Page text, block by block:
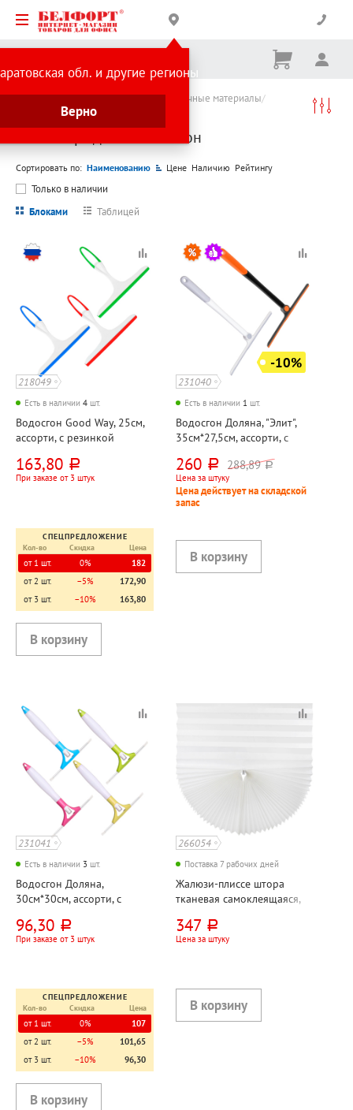
обл. и другие регионы
Верно
Корзина
Ничего
Каталог товаров Хозтовары и упаковочные материалы
Субботник Инвентарь для мытья окон
Инвентарь для мытья окон
Сортировать по: Наименованию Цене Наличию Рейтингу
Только в наличии
Блоками
Таблицей
218049
Есть в наличии 4 шт.
Водосгон Good Way, 25см,
ассорти, с резинкой
163,80 руб.
При заказе от 3 штук
СПЕЦПРЕДЛОЖЕНИЕ
Кол-во
Скидка Цена
от 1 шт. 0%
182
от 2 шт.
−5%
172,90
от 3 шт.
−10% 163,80
-10%
231040
Есть в наличии 1 шт.
Водосгон Доляна, "Элит",
35см*27,5см, ассорти, с
260 руб. 288,89 руб.
Цена за штуку
Цена действует на складской
запас
231041
Есть в наличии 3 шт.
Водосгон Доляна,
30см*30см, ассорти, с
пульверизатором
96,30 руб.
При заказе от 3 штук
СПЕЦПРЕДЛОЖЕНИЕ
Кол-во
Скидка Цена
от 1 шт. 0%
107
от 2 шт.
−5%
101,65
от 3 шт.
−10% 96,30
266054
Поставка 7 рабочих дней
Жалюзи-плиссе штора
тканевая самоклеящаяся,
"Стандарт+", 80г⁄м², белые
347 руб.
Цена за штуку